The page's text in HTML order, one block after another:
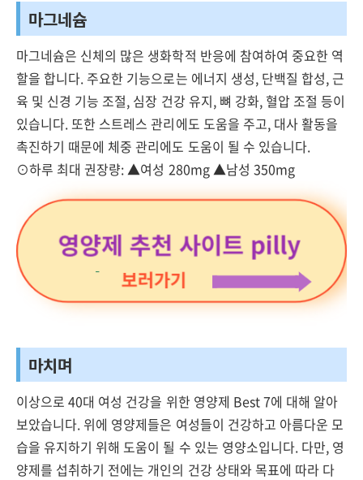
마그네슘
마그네슘은 신체의 많은 생화학적 반응에 참여하여 중요한 역
할을 합니다. 주요한 기능으로는 에너지 생성, 단백질 합성, 근
육 및 신경 기능 조절, 심장 건강 유지, 뼈 강화, 혈압 조절 등이
있습니다. 또한 스트레스 관리에도 도움을 주고, 대사 활동을
촉진하기 때문에 체중 관리에도 도움이 될 수 있습니다.
⊙하루 최대 권장량: ▲여성 280mg ▲남성 350mg
마치며
이상으로 40대 여성 건강을 위한 영양제 Best 7에 대해 알아
보았습니다. 위에 영양제들은 여성들이 건강하고 아름다운 모
습을 유지하기 위해 도움이 될 수 있는 영양소입니다. 다만, 영
양제를 섭취하기 전에는 개인의 건강 상태와 목표에 따라 다